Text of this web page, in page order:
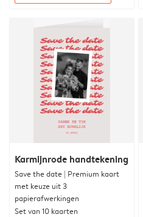
Karmijnrode handtekening
Save the date | Premium kaart
met keuze uit 3
papierafwerkingen
Set van 10 kaarten